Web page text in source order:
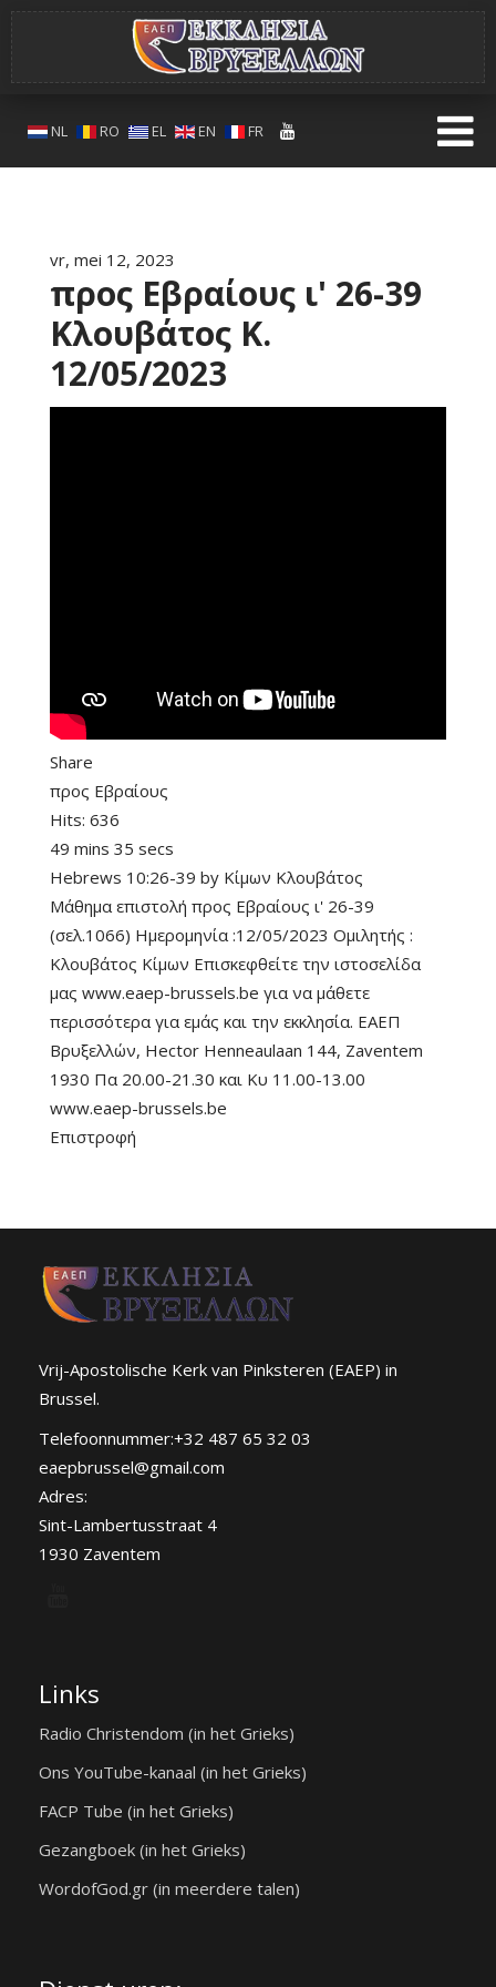
NL RO EL EN FR
vr, mei 12, 2023
προς Εβραίους ι' 26-39
Κλουβάτος K.
12/05/2023
Share
προς Εβραίους
Hits: 636
49 mins 35 secs
Hebrews 10:26-39 by Κίμων Κλουβάτος
Μάθημα επιστολή προς Εβραίους ι' 26-39
(σελ.1066) Ημερομηνία :12/05/2023 Ομιλητής :
Κλουβάτος Κίμων Επισκεφθείτε την ιστοσελίδα
μας www.eaep-brussels.be για να μάθετε
περισσότερα για εμάς και την εκκλησία. ΕΑΕΠ
Βρυξελλών, Hector Henneaulaan 144, Zaventem
1930 Πα 20.00-21.30 και Κυ 11.00-13.00
www.eaep-brussels.be
Επιστροφή
Vrij-Apostolische Kerk van Pinksteren (EAEP) in
Brussel.
Telefoonnummer:+32 487 65 32 03
eaepbrussel@gmail.com
Adres:
Sint-Lambertusstraat 4
1930 Zaventem
Links
Radio Christendom (in het Grieks)
Ons YouTube-kanaal (in het Grieks)
FACP Tube (in het Grieks)
Gezangboek (in het Grieks)
WordofGod.gr (in meerdere talen)